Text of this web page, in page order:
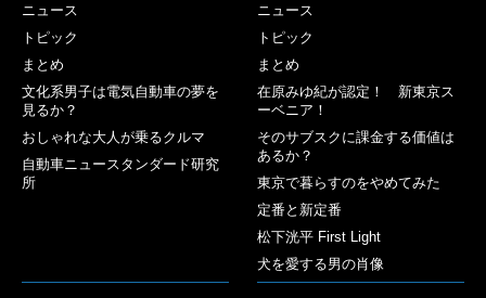
ニュース
トピック
まとめ
文化系男子は電気自動車の夢を
見るか？
おしゃれな大人が乗るクルマ
自動車ニュースタンダード研究
所
ニュース
トピック
まとめ
在原みゆ紀が認定！ 新東京ス
ーベニア！
そのサブスクに課金する価値は
あるか？
東京で暮らすのをやめてみた
定番と新定番
松下洸平 First Light
犬を愛する男の肖像